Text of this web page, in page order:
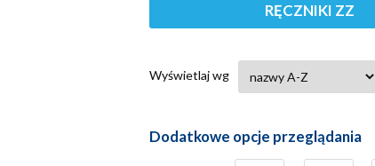
RĘCZNIKI ZZ
Wyświetlaj wg
Dodatkowe opcje przeglądania